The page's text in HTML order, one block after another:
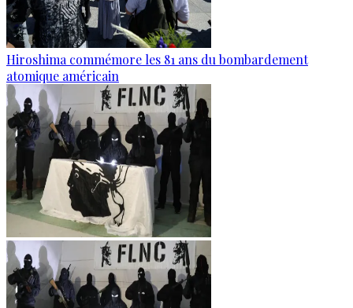
Hiroshima commémore les 81 ans du bombardement
atomique américain